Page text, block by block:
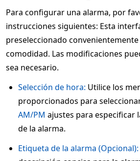
Para configurar una alarma, por
instrucciones siguientes: Esta
preseleccionado convenientemente
comodidad. Las modificaciones
sea necesario.
Selección de hora: Utilice los
proporcionados para
AM/PM ajustes para especificar
de la alarma.
Etiqueta de la alarma (Opcional):